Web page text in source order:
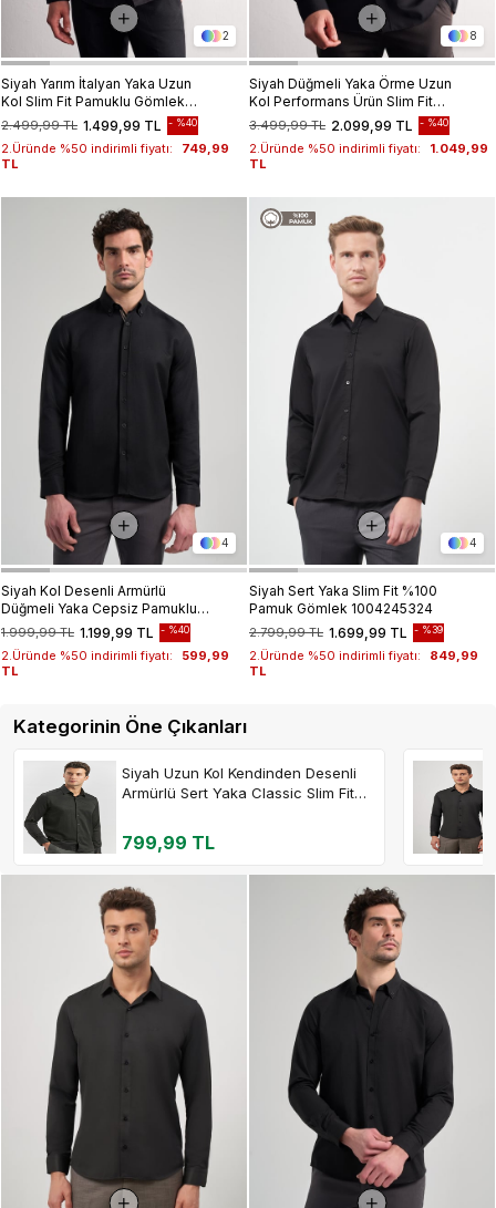
2
Siyah Yarım İtalyan Yaka Uzun
Kol Slim Fit Pamuklu Gömlek
1004255189 1.499,99 TL
2.499,99 TL %40
2.Üründe %50 indirimli fiyatı:
749,99
TL
8
Siyah Düğmeli Yaka Örme Uzun
Kol Performans Ürün Slim Fit
Esnek Gömlek 1004255270
2.099,99 TL
3.499,99 TL %40
2.Üründe %50 indirimli fiyatı:
1.049,99
TL
4
Siyah Kol Desenli Armürlü
Düğmeli Yaka Cepsiz Pamuklu
Casual Slim Fit Gömlek
1004250206
1.199,99 TL
1.999,99 TL %40
2.Üründe %50 indirimli fiyatı:
599,99
TL
4
Siyah Sert Yaka Slim Fit %100
Pamuk Gömlek 1004245324
1.699,99 TL
2.799,99 TL %39
2.Üründe %50 indirimli fiyatı:
849,99
TL
Kategorinin Öne Çıkanları
Siyah Uzun Kol Kendinden Desenli
Armürlü Sert Yaka Classic Slim Fit
799,99 TL